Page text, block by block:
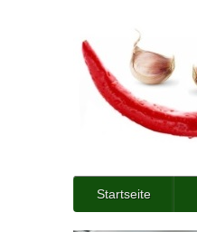
Startseite